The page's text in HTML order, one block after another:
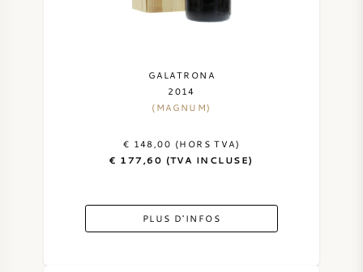
GALATRONA
2014
(MAGNUM)
€ 148,00 (HORS TVA)
€ 177,60 (TVA INCLUSE)
PLUS D'INFOS